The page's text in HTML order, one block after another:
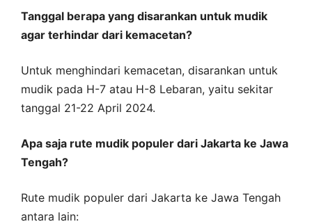
Tanggal berapa yang disarankan untuk mudik
agar terhindar dari kemacetan?
Untuk menghindari kemacetan, disarankan untuk
mudik pada H-7 atau H-8 Lebaran, yaitu sekitar
tanggal 21-22 April 2024.
Apa saja rute mudik populer dari Jakarta ke Jawa
Tengah?
Rute mudik populer dari Jakarta ke Jawa Tengah
antara lain: